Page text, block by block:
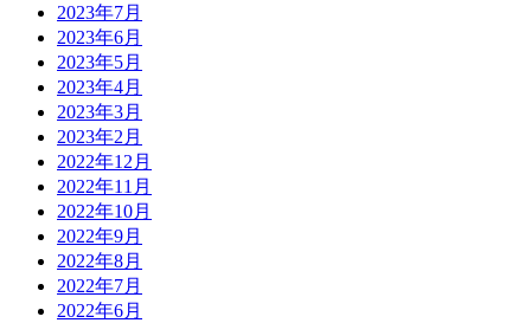
2023年7月
2023年6月
2023年5月
2023年4月
2023年3月
2023年2月
2022年12月
2022年11月
2022年10月
2022年9月
2022年8月
2022年7月
2022年6月